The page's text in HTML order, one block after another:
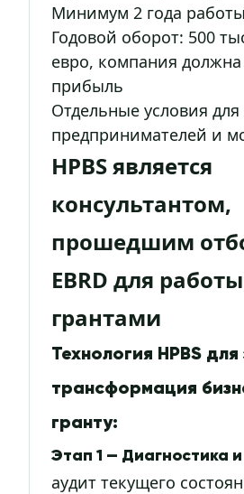
Минимум 2 года
Годовой оборот: 500
евро, компания
прибыль
Отдельные условия
предпринимателей и
HPBS является
консультантом,
прошедшим
EBRD для
грантами
Технология HPBS
трансформация
гранту:
Этап 1 — Диагностика
аудит текущего